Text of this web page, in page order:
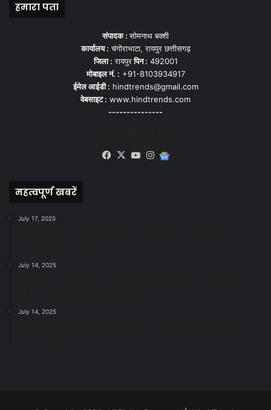
हमारा पता
संपादक :सोमनाथ बक्शी
कार्यालय : चंगोराभाटा, रायपुर छत्तीसगढ़
जिला : रायपुरपिन : 492001
मोबाइल नं. : +91-8103934917
ईमेल आईडी : hindtrends@gmail.com
वेबसाइट : www.hindtrends.com
---------------
Facebook
X YouTubeInstagram
महत्वपूर्ण खबरें
July 17, 2025
July 14, 2025
July 14, 2025